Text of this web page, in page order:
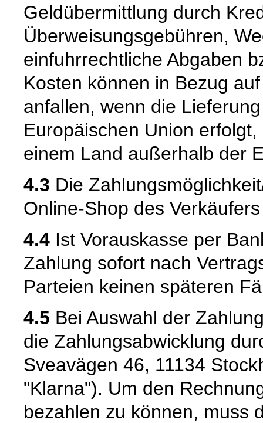
Geldübermittlung durch
Überweisungsgebühren,
einfuhrrechtliche Abgaben
Kosten können in Bezug
anfallen, wenn die
Europäischen Union
einem Land außerhalb der
4.3 Die
Online-Shop des
4.4 Ist Vorauskasse per
Zahlung sofort nach
Parteien keinen späteren
4.5 Bei Auswahl der
die Zahlungsabwicklung
Sveavägen 46, 11134
"Klarna"). Um den
bezahlen zu können, muss